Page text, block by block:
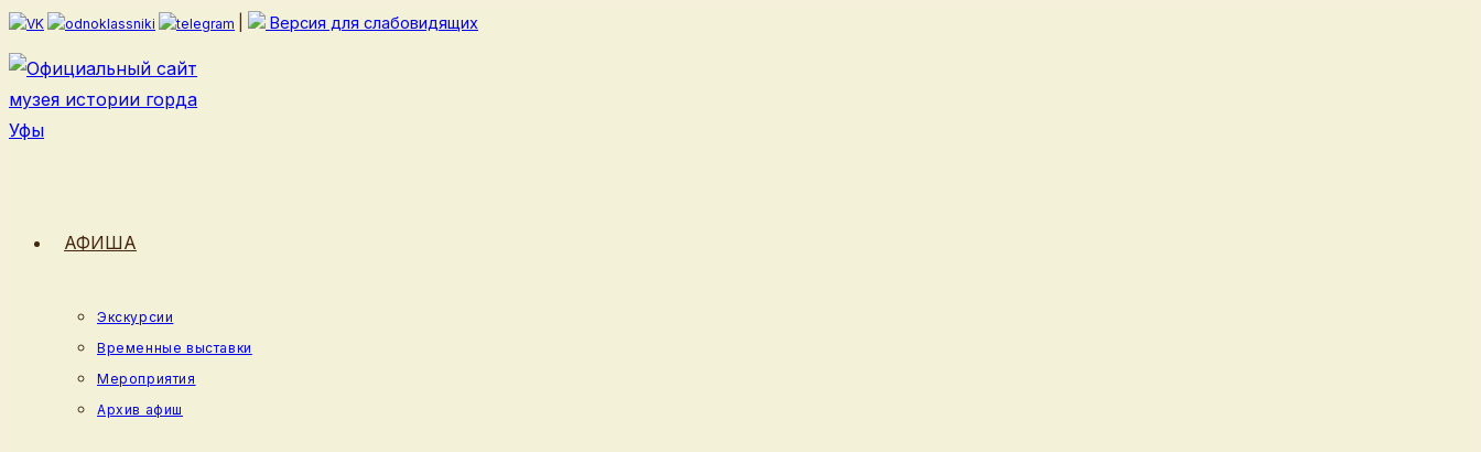
Перейти
к
содержимому
Версия для слабовидящих
АФИША
Экскурсии
Временные выставки
Мероприятия
Архив афиш